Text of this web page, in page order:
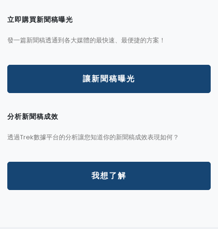
立即購買新聞稿曝光
發一篇新聞稿透通到各大媒體的最快速、最便捷的方案！
讓新聞稿曝光
分析新聞稿成效
透過Trek數據平台的分析讓您知道你的新聞稿成效表現如何？
我想了解